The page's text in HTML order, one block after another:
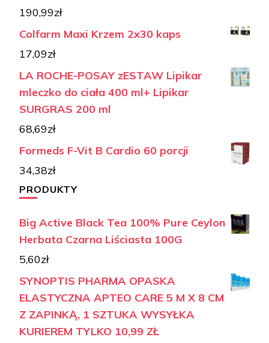
190,99zł
Colfarm Maxi Krzem 2x30 kaps
17,09zł
LA ROCHE-POSAY zESTAW Lipikar
mleczko do ciała 400 ml+ Lipikar
SURGRAS 200 ml
68,69zł
Formeds F-Vit B Cardio 60 porcji
34,38zł
PRODUKTY
Big Active Black Tea 100% Pure Ceylon
Herbata Czarna Liściasta 100G
5,60zł
SYNOPTIS PHARMA OPASKA
ELASTYCZNA APTEO CARE 5 M X 8 CM
Z ZAPINKĄ, 1 SZTUKA WYSYŁKA
KURIEREM TYLKO 10,99 ZŁ